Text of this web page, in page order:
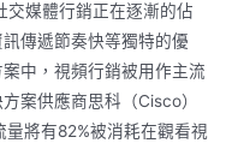
交媒體行銷正在逐漸的佔
傳遞節奏快等獨特的優
中，視頻行銷被用作主流
案供應商思科（Cisco）
將有82%被消耗在觀看視